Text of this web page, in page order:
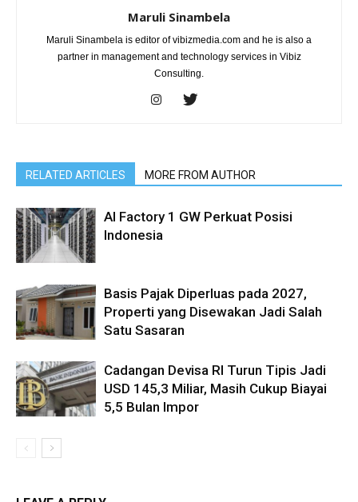
Maruli Sinambela
Maruli Sinambela is editor of vibizmedia.com and he is also a
partner in management and technology services in Vibiz
Consulting.
RELATED ARTICLES MORE FROM AUTHOR
AI Factory 1 GW Perkuat Posisi
Indonesia
Basis Pajak Diperluas pada 2027,
Properti yang Disewakan Jadi Salah
Satu Sasaran
Cadangan Devisa RI Turun Tipis Jadi
USD 145,3 Miliar, Masih Cukup Biayai
5,5 Bulan Impor